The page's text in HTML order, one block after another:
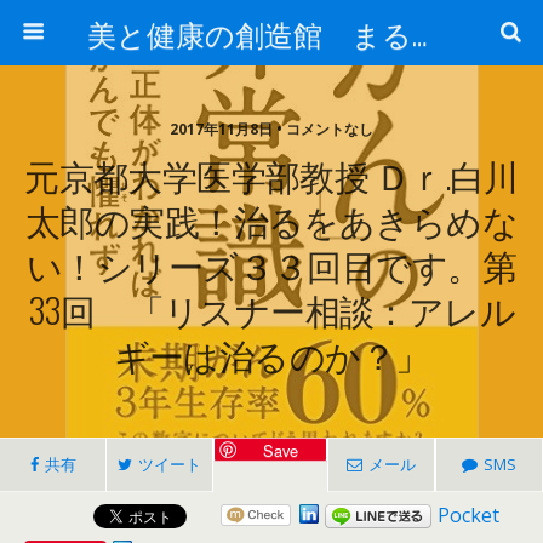
美と健康の創造館 まるとみ薬品 ぐんまの薬屋 芳さんのブログ
2017年11月8日 • コメントなし
元京都大学医学部教授 Ｄｒ.白川
太郎の実践！治るをあきらめな
い！シリーズ３３回目です。第
33回 「リスナー相談：アレル
ギーは治るのか？」
共有 ツイート
Save
メール SMS
Pocket